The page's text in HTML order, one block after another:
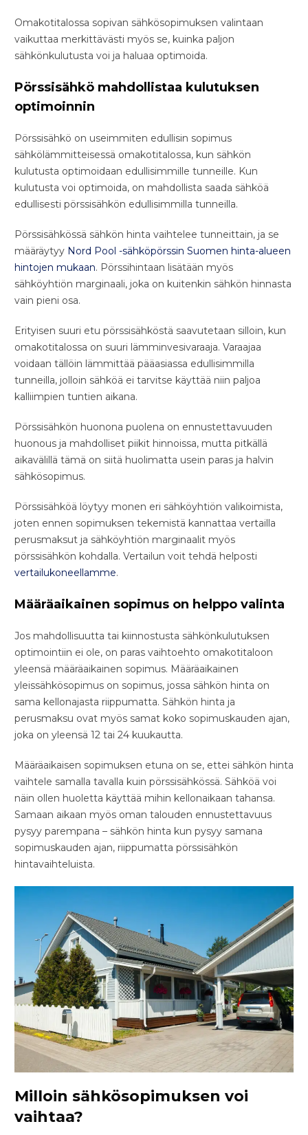
Omakotitalossa sopivan sähkösopimuksen valintaan
vaikuttaa merkittävästi myös se, kuinka paljon
sähkönkulutusta voi ja haluaa optimoida.
Pörssisähkö mahdollistaa kulutuksen
optimoinnin
Pörssisähkö on useimmiten edullisin sopimus
sähkölämmitteisessä omakotitalossa, kun sähkön
kulutusta optimoidaan edullisimmille tunneille. Kun
kulutusta voi optimoida, on mahdollista saada sähköä
edullisesti pörssisähkön edullisimmilla tunneilla.
Pörssisähkössä sähkön hinta vaihtelee tunneittain, ja se
määräytyy Nord Pool -sähköpörssin Suomen hinta-alueen
hintojen mukaan. Pörssihintaan lisätään myös
sähköyhtiön marginaali, joka on kuitenkin sähkön hinnasta
vain pieni osa.
Erityisen suuri etu pörssisähköstä saavutetaan silloin, kun
omakotitalossa on suuri lämminvesivaraaja. Varaajaa
voidaan tällöin lämmittää pääasiassa edullisimmilla
tunneilla, jolloin sähköä ei tarvitse käyttää niin paljoa
kalliimpien tuntien aikana.
Pörssisähkön huonona puolena on ennustettavuuden
huonous ja mahdolliset piikit hinnoissa, mutta pitkällä
aikavälillä tämä on siitä huolimatta usein paras ja halvin
sähkösopimus.
Pörssisähköä löytyy monen eri sähköyhtiön valikoimista,
joten ennen sopimuksen tekemistä kannattaa vertailla
perusmaksut ja sähköyhtiön marginaalit myös
pörssisähkön kohdalla. Vertailun voit tehdä helposti
vertailukoneellamme.
Määräaikainen sopimus on helppo valinta
Jos mahdollisuutta tai kiinnostusta sähkönkulutuksen
optimointiin ei ole, on paras vaihtoehto omakotitaloon
yleensä määräaikainen sopimus. Määräaikainen
yleissähkösopimus on sopimus, jossa sähkön hinta on
sama kellonajasta riippumatta. Sähkön hinta ja
perusmaksu ovat myös samat koko sopimuskauden ajan,
joka on yleensä 12 tai 24 kuukautta.
Määräaikaisen sopimuksen etuna on se, ettei sähkön hinta
vaihtele samalla tavalla kuin pörssisähkössä. Sähköä voi
näin ollen huoletta käyttää mihin kellonaikaan tahansa.
Samaan aikaan myös oman talouden ennustettavuus
pysyy parempana – sähkön hinta kun pysyy samana
sopimuskauden ajan, riippumatta pörssisähkön
hintavaihteluista.
Milloin sähkösopimuksen voi
vaihtaa?